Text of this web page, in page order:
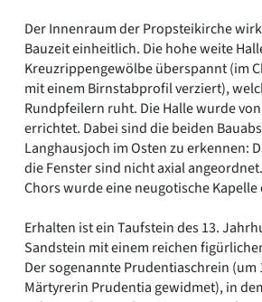
Der Innenraum der Propsteikirche
Bauzeit einheitlich. Die hohe weite
Kreuzrippengewölbe überspannt (im
mit einem Birnstabprofil verziert),
Rundpfeilern ruht. Die Halle wurde
errichtet. Dabei sind die beiden
Langhausjoch im Osten zu erkennen:
die Fenster sind nicht axial
Chors wurde eine neugotische Kapelle
Erhalten ist ein Taufstein des 13.
Sandstein mit einem reichen
Der sogenannte Prudentiaschrein (um
Märtyrerin Prudentia gewidmet), in